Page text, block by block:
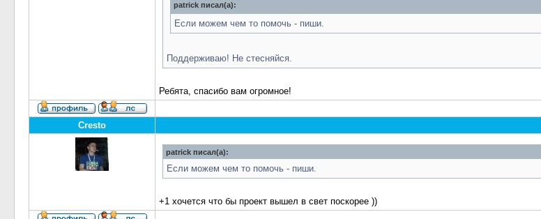
patrick писал(а):
Если можем чем то помочь - пиши.
Поддерживаю! Не стесняйся.
Ребята, спасибо вам огромное!
Cresto
patrick писал(а):
Если можем чем то помочь - пиши.
+1 хочется что бы проект вышел в свет поскорее ))